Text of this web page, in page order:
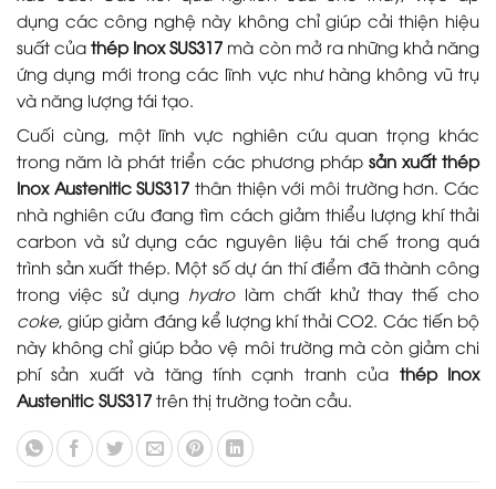
dụng các công nghệ này không chỉ giúp cải thiện hiệu
suất củathép Inox SUS317 mà còn mở ra những khả năng
ứng dụng mới trong các lĩnh vực như hàng không vũ trụ
và năng lượng tái tạo.
Cuối cùng, một lĩnh vực nghiên cứu quan trọng khác
trong năm là phát triển các phương pháp sản xuất thép
Inox Austenitic SUS317 thân thiện với môi trường hơn. Các
nhà nghiên cứu đang tìm cách giảm thiểu lượng khí thải
carbon và sử dụng các nguyên liệu tái chế trong quá
trình sản xuất thép. Một số dự án thí điểm đã thành công
trong việc sử dụng hydrolàm chất khử thay thế cho
coke, giúp giảm đáng kể lượng khí thải CO2. Các tiến bộ
này không chỉ giúp bảo vệ môi trường mà còn giảm chi
phí sản xuất và tăng tính cạnh tranh của thép Inox
Austenitic SUS317 trên thị trường toàn cầu.